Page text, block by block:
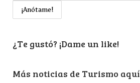
¿Te gustó? ¡Dame un like!
Más noticias de Turismo aquí